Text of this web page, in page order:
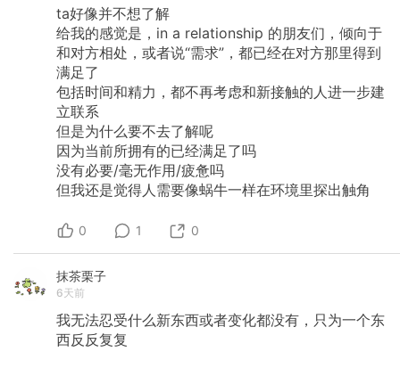
ta好像并不想了解
给我的感觉是，in a relationship 的朋友们，倾向于
和对方相处，或者说“需求”，都已经在对方那里得到
满足了
包括时间和精力，都不再考虑和新接触的人进一步建
立联系
但是为什么要不去了解呢
因为当前所拥有的已经满足了吗
没有必要/毫无作用/疲惫吗
但我还是觉得人需要像蜗牛一样在环境里探出触角
0 1 0
抹茶栗子
6天前
我无法忍受什么新东西或者变化都没有，只为一个东
西反反复复